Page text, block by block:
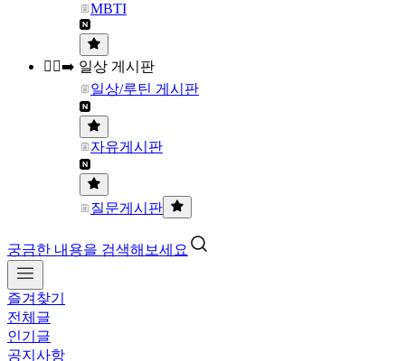
MBTI
🏃‍♀️‍➡️ 일상 게시판
일상/루틴 게시판
자유게시판
질문게시판
궁금한 내용을 검색해보세요
즐겨찾기
전체글
인기글
공지사항